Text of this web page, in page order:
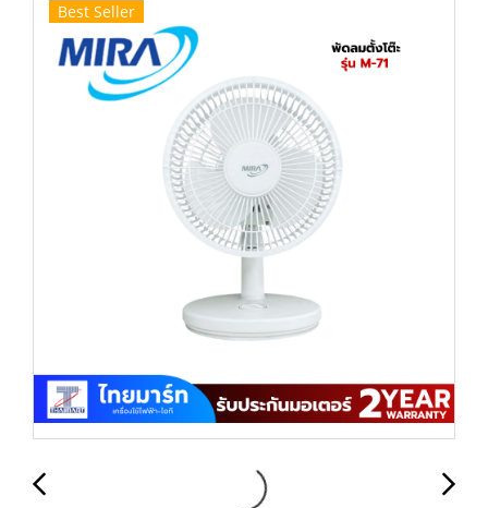
Best Seller